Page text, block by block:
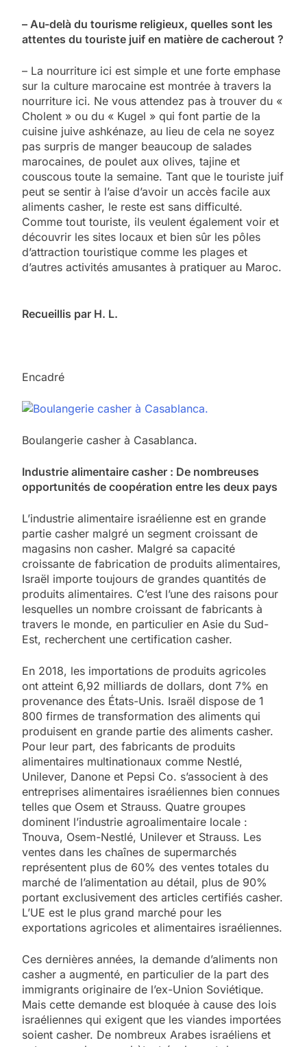
– Au-delà du tourisme religieux, quelles sont les
attentes du touriste juif en matière de cacherout ?
– La nourriture ici est simple et une forte emphase
sur la culture marocaine est montrée à travers la
nourriture ici. Ne vous attendez pas à trouver du «
Cholent » ou du « Kugel » qui font partie de la
cuisine juive ashkénaze, au lieu de cela ne soyez
pas surpris de manger beaucoup de salades
marocaines, de poulet aux olives, tajine et
couscous toute la semaine. Tant que le touriste juif
peut se sentir à l’aise d’avoir un accès facile aux
aliments casher, le reste est sans difficulté.
Comme tout touriste, ils veulent également voir et
découvrir les sites locaux et bien sûr les pôles
d’attraction touristique comme les plages et
d’autres activités amusantes à pratiquer au Maroc.
Recueillis par H. L.
Encadré
Boulangerie casher à Casablanca.
Industrie alimentaire casher : De nombreuses
opportunités de coopération entre les deux pays
L’industrie alimentaire israélienne est en grande
partie casher malgré un segment croissant de
magasins non casher. Malgré sa capacité
croissante de fabrication de produits alimentaires,
Israël importe toujours de grandes quantités de
produits alimentaires. C’est l’une des raisons pour
lesquelles un nombre croissant de fabricants à
travers le monde, en particulier en Asie du Sud-
Est, recherchent une certification casher.
En 2018, les importations de produits agricoles
ont atteint 6,92 milliards de dollars, dont 7% en
provenance des États-Unis. Israël dispose de 1
800 firmes de transformation des aliments qui
produisent en grande partie des aliments casher.
Pour leur part, des fabricants de produits
alimentaires multinationaux comme Nestlé,
Unilever, Danone et Pepsi Co. s’associent à des
entreprises alimentaires israéliennes bien connues
telles que Osem et Strauss. Quatre groupes
dominent l’industrie agroalimentaire locale :
Tnouva, Osem-Nestlé, Unilever et Strauss. Les
ventes dans les chaînes de supermarchés
représentent plus de 60% des ventes totales du
marché de l’alimentation au détail, plus de 90%
portant exclusivement des articles certifiés casher.
L’UE est le plus grand marché pour les
exportations agricoles et alimentaires israéliennes.
Ces dernières années, la demande d’aliments non
casher a augmenté, en particulier de la part des
immigrants originaire de l’ex-Union Soviétique.
Mais cette demande est bloquée à cause des lois
israéliennes qui exigent que les viandes importées
soient casher. De nombreux Arabes israéliens et